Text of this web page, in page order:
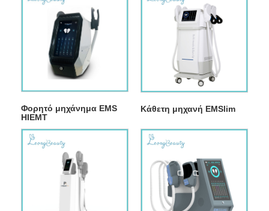
Φορητό μηχάνημα EMS
HIEMT
Κάθετη μηχανή EMSlim